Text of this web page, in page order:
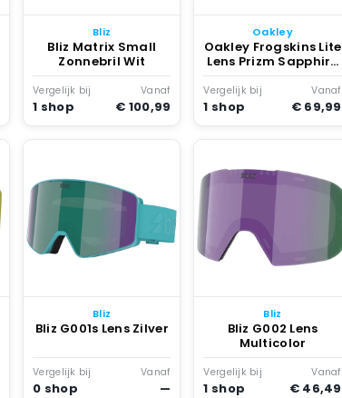
Bliz
Bliz Matrix Small
Zonnebril Wit
Vergelijk bij
1 shop
Vanaf
€ 100,99
Oakley
Oakley Frogskins Lite
Lens Prizm Sapphire
Iridium
Vergelijk bij
1 shop
Vanaf
€ 69,99
Bliz
Bliz G001s Lens Zilver
Vergelijk bij
0 shop
Vanaf
—
Bliz
Bliz G002 Lens
Multicolor
Vergelijk bij
1 shop
Vanaf
€ 46,49